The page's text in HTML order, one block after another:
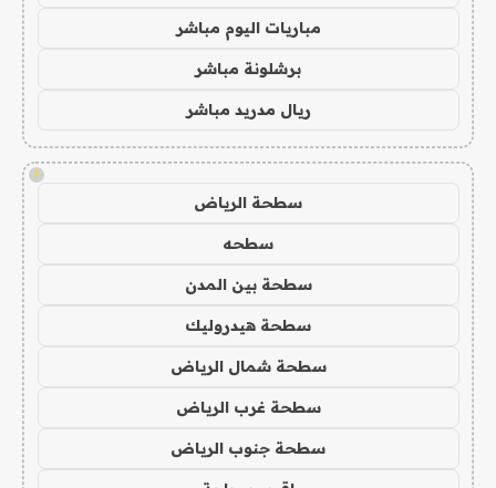
مباريات اليوم مباشر
برشلونة مباشر
ريال مدريد مباشر
!
سطحة الرياض
سطحه
سطحة بين المدن
سطحة هيدروليك
سطحة شمال الرياض
سطحة غرب الرياض
سطحة جنوب الرياض